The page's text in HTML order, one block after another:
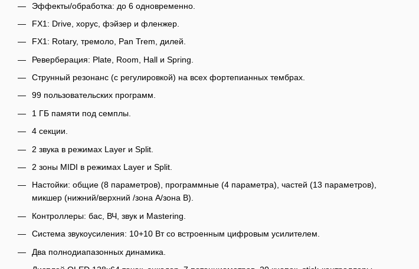
Эффекты/обработка: до 6 одновременно.
FX1: Drive, хорус, фэйзер и фленжер.
FX1: Rotary, тремоло, Pan Trem, дилей.
Реверберация: Plate, Room, Hall и Spring.
Струнный резонанс (с регулировкой) на всех фортепианных тембрах.
99 пользовательских программ.
1 ГБ памяти под семплы.
4 секции.
2 звука в режимах Layer и Split.
2 зоны MIDI в режимах Layer и Split.
Настойки: общие (8 параметров), программные (4 параметра), частей (13 параметров),
микшер (нижний/верхний /зона A/зона B).
Контроллеры: бас, ВЧ, звук и Mastering.
Система звукоусиления: 10+10 Вт со встроенным цифровым усилителем.
Два полнодиапазонных динамика.